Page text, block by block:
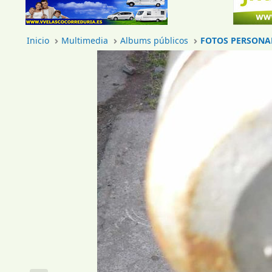
Inicio Multimedia Albums públicos FOTOS